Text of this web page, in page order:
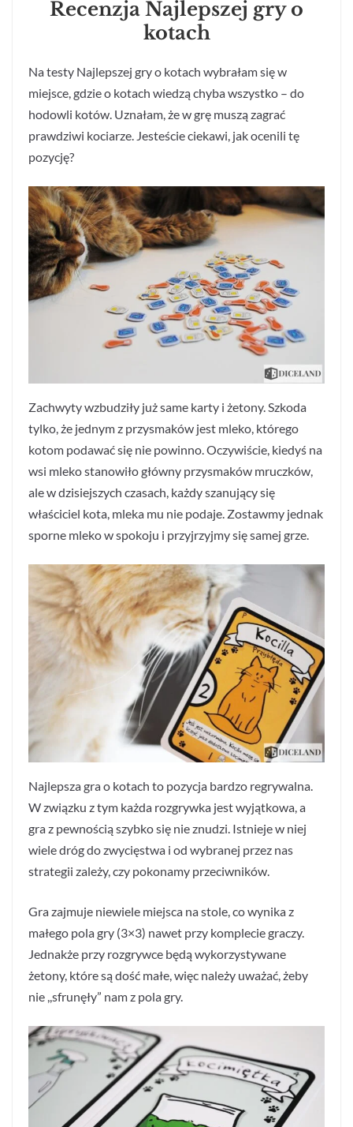
Recenzja Najlepszej gry o
kotach
Na testy Najlepszej gry o kotach wybrałam się w
miejsce, gdzie o kotach wiedzą chyba wszystko – do
hodowli kotów. Uznałam, że w grę muszą zagrać
prawdziwi kociarze. Jesteście ciekawi, jak ocenili tę
pozycję?
Zachwyty wzbudziły już same karty i żetony. Szkoda
tylko, że jednym z przysmaków jest mleko, którego
kotom podawać się nie powinno. Oczywiście, kiedyś na
wsi mleko stanowiło główny przysmaków mruczków,
ale w dzisiejszych czasach, każdy szanujący się
właściciel kota, mleka mu nie podaje. Zostawmy jednak
sporne mleko w spokoju i przyjrzyjmy się samej grze.
Najlepsza gra o kotach to pozycja bardzo regrywalna.
W związku z tym każda rozgrywka jest wyjątkowa, a
gra z pewnością szybko się nie znudzi. Istnieje w niej
wiele dróg do zwycięstwa i od wybranej przez nas
strategii zależy, czy pokonamy przeciwników.
Gra zajmuje niewiele miejsca na stole, co wynika z
małego pola gry (3×3) nawet przy komplecie graczy.
Jednakże przy rozgrywce będą wykorzystywane
żetony, które są dość małe, więc należy uważać, żeby
nie ,,sfrunęły” nam z pola gry.